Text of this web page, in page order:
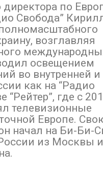
директора по
Свобода”
возглавляя
освещением
во внутренней и
как на “Радио
“Рейтер”, где с
телевизионные
Европе.
начал на Би-Би-
из Москвы и